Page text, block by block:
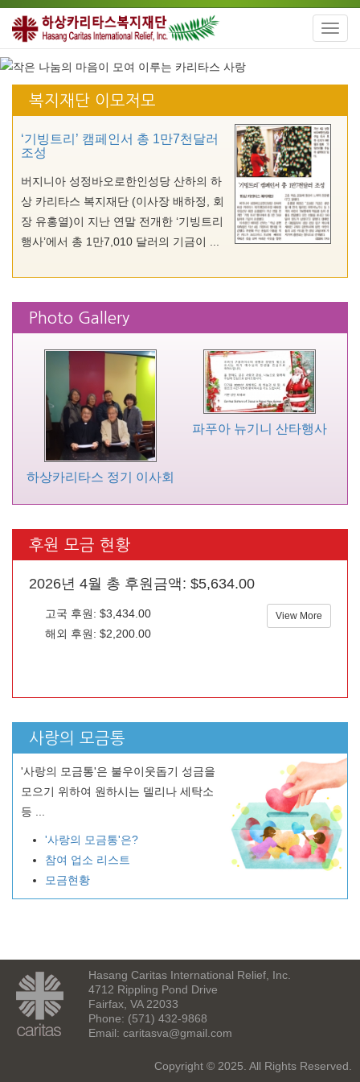
복지재단 이모저모
‘기빙트리’ 캠페인서 총 1만7천달러
조성
버지니아 성정바오로한인성당 산하의 하
상 카리타스 복지재단 (이사장 배하정, 회
장 유홍열)이 지난 연말 전개한 ‘기빙트리
행사’에서 총 1만7,010 달러의 기금이 ...
Photo Gallery
하상카리타스 정기 이사회
파푸아 뉴기니 산타행사
후원 모금 현황
2026년 4월 총 후원금액: $5,634.00
고국 후원: $3,434.00
해외 후원: $2,200.00
View More
사랑의 모금통
'사랑의 모금통'은 불우이웃돕기 성금을
모으기 위하여 원하시는 델리나 세탁소
등 ...
'사랑의 모금통'은?
참여 업소 리스트
모금현황
Hasang Caritas International Relief, Inc.
4712 Rippling Pond Drive
Fairfax, VA 22033
Phone: (571) 432-9868
Email: caritasva@gmail.com
Copyright © 2025. All Rights Reserved.